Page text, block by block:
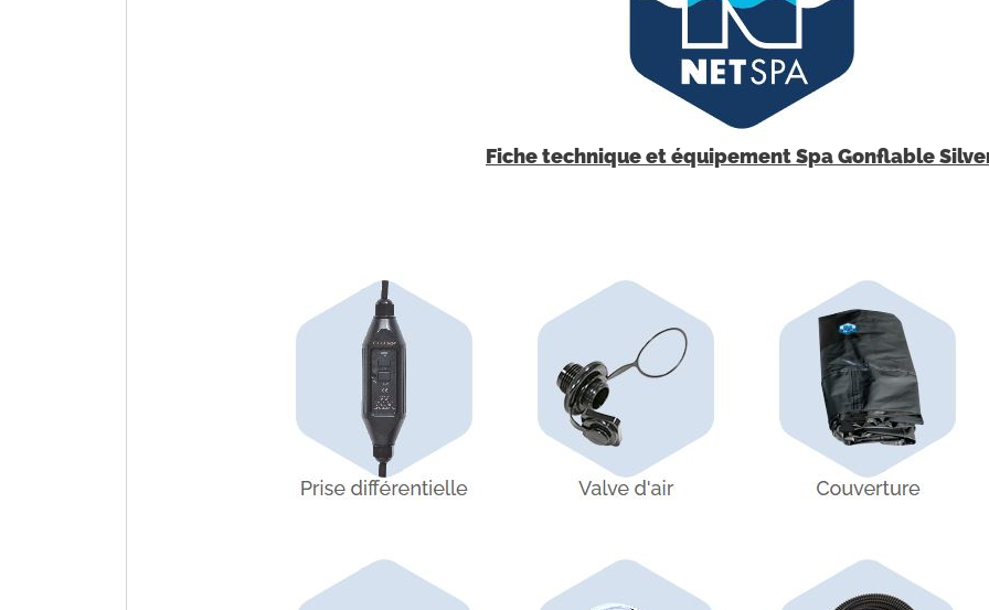
Fiche technique et équipement Spa Gonflable